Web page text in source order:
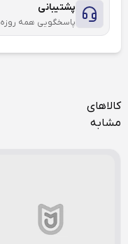
پشتیبانی
پاسخگویی همه روزه
کالاهای
مشابه